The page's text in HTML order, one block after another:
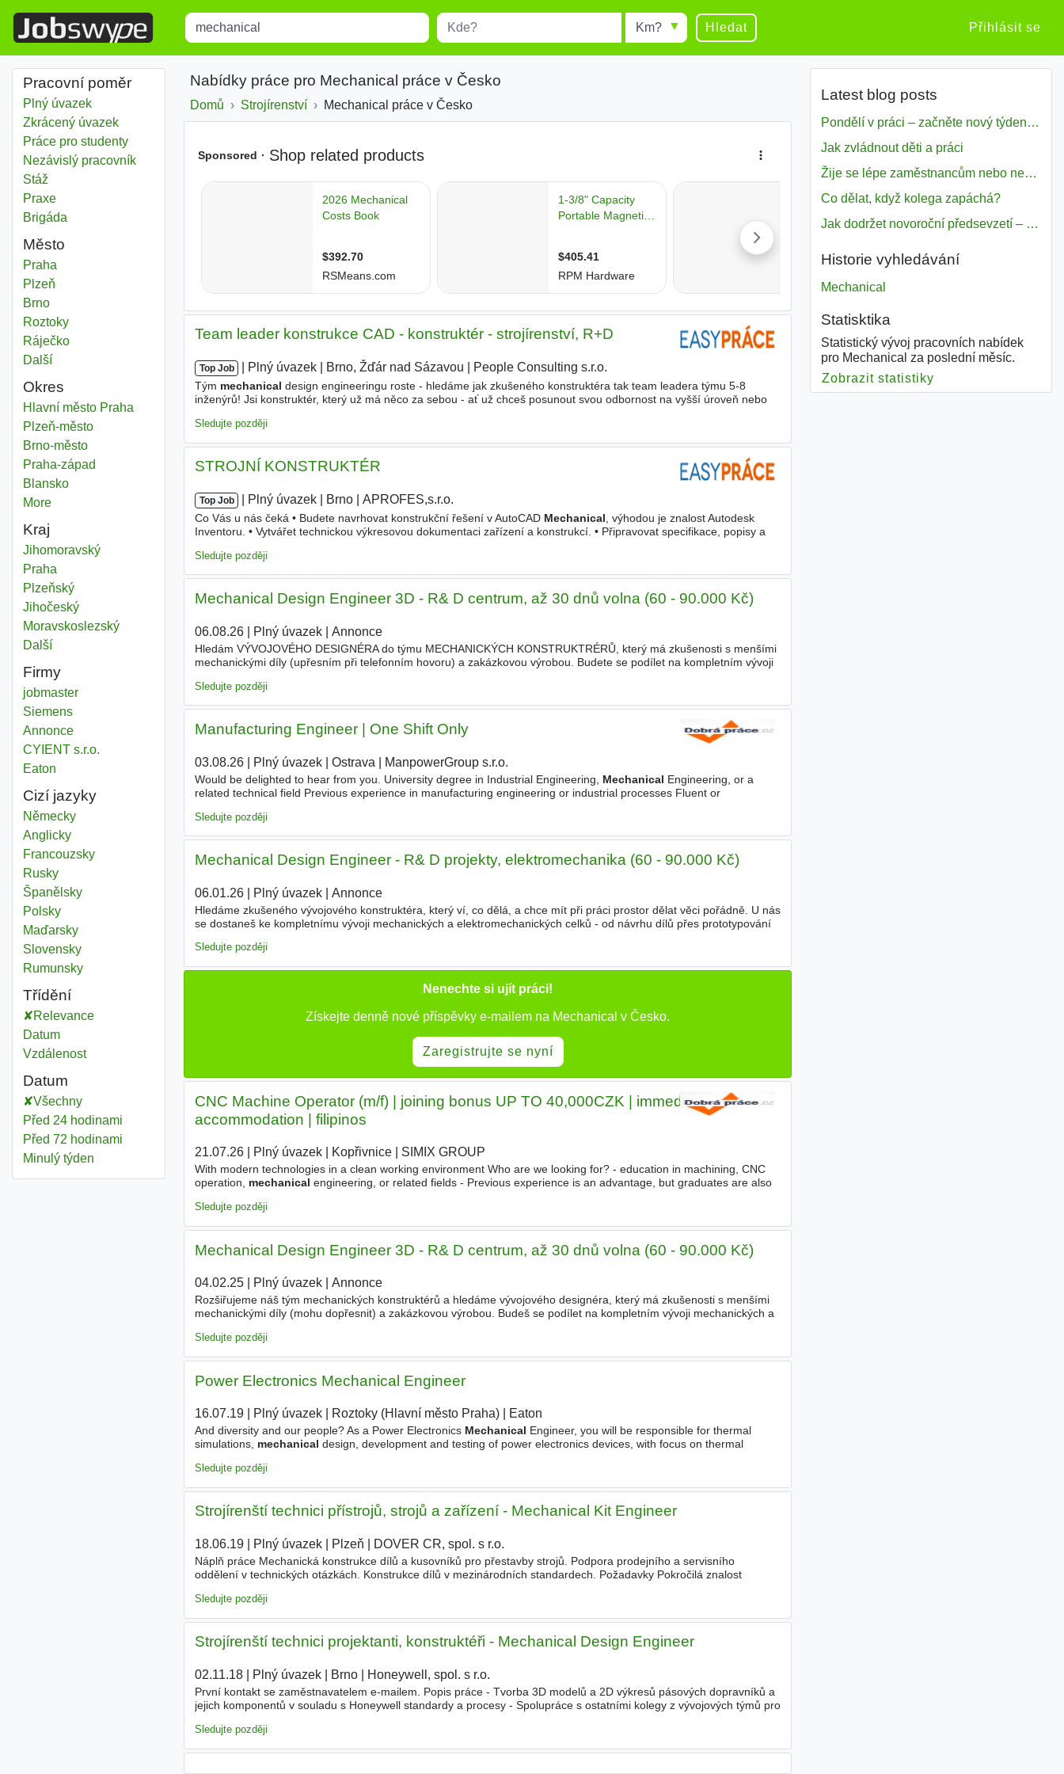
Title Místo
results.
Radius Hledat Přihlásit se
Pracovní poměr
Plný úvazek
Zkrácený úvazek
Práce pro studenty
Nezávislý pracovník
Stáž
Praxe
Brigáda
Město
Mechanical
Praha
Mechanical
Plzeň
Mechanical
Brno
Mechanical
Roztoky
Mechanical
Ráječko
Dalšíměsta
Okres
Mechanical
Hlavní město Praha
Mechanical
Plzeň-městoOkres
Mechanical
Brno-městoOkres
Mechanical
Praha-západ
Mechanical
BlanskoOkres
Moredistricts
Kraj
Mechanical
JihomoravskýKraj
Mechanical
Praha
Mechanical
PlzeňskýKraj
Mechanical
JihočeskýKraj
Mechanical
MoravskoslezskýKraj
Dalšíkraj
Firmy
jobmaster
Siemens
Annonce
CYIENT s.r.o.
Eaton
Cizí jazyky
Německy
Anglicky
Francouzsky
Rusky
Španělsky
Polsky
Maďarsky
Slovensky
Rumunsky
Třídění
Relevance
Datum
Vzdálenost
Datum
Všechny
Před 24 hodinami
Před 72 hodinami
Minulý týden
Nabídky práce pro Mechanical práce v Česko
Domů Strojírenství Mechanical práce v Česko
Team leader konstrukce CAD - konstruktér - strojírenství, R+D
Top Job Plný úvazek Brno, Žďár nad Sázavou People Consulting s.r.o.
Tým mechanical design engineeringu roste - hledáme jak zkušeného konstruktéra tak team leadera týmu 5-8
inženýrů! Jsi konstruktér, který už má něco za sebou - ať už chceš posunout svou odbornost na vyšší úroveň nebo
Sledujte později
STROJNÍ KONSTRUKTÉR
Top Job Plný úvazek Brno APROFES,s.r.o.
Co Vás u nás čeká • Budete navrhovat konstrukční řešení v AutoCAD Mechanical , výhodou je znalost Autodesk
Inventoru. • Vytvářet technickou výkresovou dokumentaci zařízení a konstrukcí. • Připravovat specifikace, popisy a
Sledujte později
Mechanical Design Engineer 3D - R& D centrum, až 30 dnů volna (60 - 90.000 Kč)
06.08.26| Plný úvazek| Annonce
Hledám VÝVOJOVÉHO DESIGNÉRA do týmu MECHANICKÝCH KONSTRUKTRÉRŮ, který má zkušenosti s menšími
mechanickými díly (upřesním při telefonním hovoru) a zakázkovou výrobou. Budete se podílet na kompletním vývoji
Sledujte později
Manufacturing Engineer | One Shift Only
03.08.26| Plný úvazek| Ostrava ManpowerGroup s.r.o.
Would be delighted to hear from you. University degree in Industrial Engineering, Mechanical Engineering, or a
related technical field Previous experience in manufacturing engineering or industrial processes Fluent or
Sledujte později
Mechanical Design Engineer - R& D projekty, elektromechanika (60 - 90.000 Kč)
06.01.26| Plný úvazek| Annonce
Hledáme zkušeného vývojového konstruktéra, který ví, co dělá, a chce mít při práci prostor dělat věci pořádně. U nás
se dostaneš ke kompletnímu vývoji mechanických a elektromechanických celků - od návrhu dílů přes prototypování
Sledujte později
Nenechte si ujít práci!
Získejte denně nové příspěvky e-mailem na Mechanical v Česko.
Zaregistrujte se nyní
CNC Machine Operator (m/f) | joining bonus UP TO 40,000CZK | immediate start |
accommodation | filipinos
21.07.26| Plný úvazek| Kopřivnice| SIMIX GROUP
With modern technologies in a clean working environment Who are we looking for? - education in machining, CNC
operation, mechanical engineering, or related fields - Previous experience is an advantage, but graduates are also
Sledujte později
Mechanical Design Engineer 3D - R& D centrum, až 30 dnů volna (60 - 90.000 Kč)
04.02.25| Plný úvazek| Annonce
Rozšiřujeme náš tým mechanických konstruktérů a hledáme vývojového designéra, který má zkušenosti s menšími
mechanickými díly (mohu dopřesnit) a zakázkovou výrobou. Budeš se podílet na kompletním vývoji mechanických a
Sledujte později
Power Electronics Mechanical Engineer
16.07.19| Plný úvazek| Roztoky (Hlavní město Praha)| Eaton
And diversity and our people? As a Power Electronics Mechanical Engineer, you will be responsible for thermal
simulations, mechanical design, development and testing of power electronics devices, with focus on thermal
Sledujte později
Strojírenští technici přístrojů, strojů a zařízení - Mechanical Kit Engineer
18.06.19| Plný úvazek| Plzeň DOVER CR, spol. s r.o.
Náplň práce Mechanická konstrukce dílů a kusovníků pro přestavby strojů. Podpora prodejního a servisního
oddělení v technických otázkách. Konstrukce dílů v mezinárodních standardech. Požadavky Pokročilá znalost
Sledujte později
Strojírenští technici projektanti, konstruktéři - Mechanical Design Engineer
02.11.18| Plný úvazek| Brno| Honeywell, spol. s r.o.
První kontakt se zaměstnavatelem e-mailem. Popis práce - Tvorba 3D modelů a 2D výkresů pásových dopravníků a
jejich komponentů v souladu s Honeywell standardy a procesy - Spolupráce s ostatními kolegy z vývojových týmů pro
Sledujte později
Latest blog posts
Pondělí v práci – začněte nový týden s motivací
Jak zvládnout děti a práci
Žije se lépe zaměstnancům nebo nezavislým pracovníkům
Co dělat, když kolega zapáchá?
Jak dodržet novoroční předsevzetí – naše tipy pro dobrý začátek roku 2018
Historie vyhledávání
Mechanical
Statisktika
Statistický vývoj pracovních nabídek
pro Mechanical za poslední měsíc.
Zobrazit statistiky